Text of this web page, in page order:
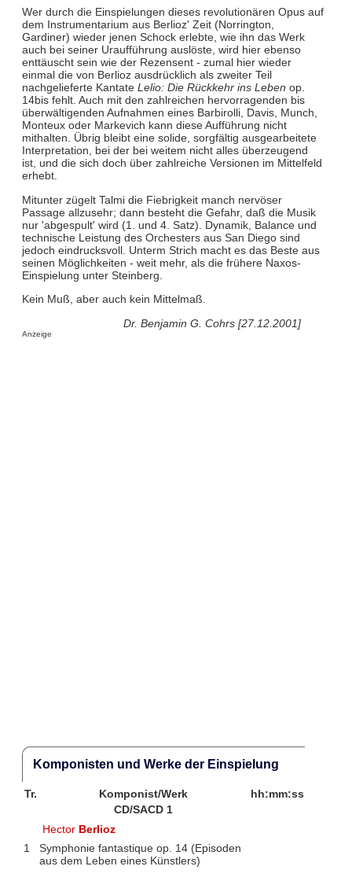
Wer durch die Einspielungen dieses revolutionären Opus auf
dem Instrumentarium aus Berlioz' Zeit (Norrington,
Gardiner) wieder jenen Schock erlebte, wie ihn das Werk
auch bei seiner Uraufführung auslöste, wird hier ebenso
enttäuscht sein wie der Rezensent - zumal hier wieder
einmal die von Berlioz ausdrücklich als zweiter Teil
nachgelieferte Kantate Lelio: Die Rückkehr ins Leben op.
14bis fehlt. Auch mit den zahlreichen hervorragenden bis
überwältigenden Aufnahmen eines Barbirolli, Davis, Munch,
Monteux oder Markevich kann diese Aufführung nicht
mithalten. Übrig bleibt eine solide, sorgfältig ausgearbeitete
Interpretation, bei der bei weitem nicht alles überzeugend
ist, und die sich doch über zahlreiche Versionen im Mittelfeld
erhebt.
Mitunter zügelt Talmi die Fiebrigkeit manch nervöser
Passage allzusehr; dann besteht die Gefahr, daß die Musik
nur 'abgespult' wird (1. und 4. Satz). Dynamik, Balance und
technische Leistung des Orchesters aus San Diego sind
jedoch eindrucksvoll. Unterm Strich macht es das Beste aus
seinen Möglichkeiten - weit mehr, als die frühere Naxos-
Einspielung unter Steinberg.
Kein Muß, aber auch kein Mittelmaß.
Dr. Benjamin G. Cohrs [27.12.2001]
Anzeige
Komponisten und Werke der Einspielung
Tr. Komponist/Werk
hh:mm:ss
CD/SACD 1
Hector Berlioz
1
Symphonie fantastique op. 14 (Episoden
aus dem Leben eines Künstlers)